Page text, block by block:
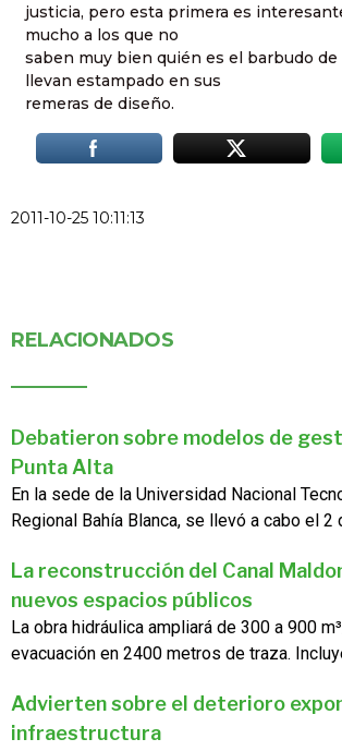
justicia, pero esta primera es
mucho a los que no
saben muy bien quién es el barbudo de
llevan estampado en sus
remeras de diseño.
2011-10-25 10:11:13
RELACIONADOS
Debatieron sobre modelos de
Punta Alta
En la sede de la Universidad Nacional
Regional Bahía Blanca, se llevó a cabo el 2
La reconstrucción del Canal
nuevos espacios públicos
La obra hidráulica ampliará de 300 a 900
evacuación en 2400 metros de traza.
Advierten sobre el deterioro
infraestructura